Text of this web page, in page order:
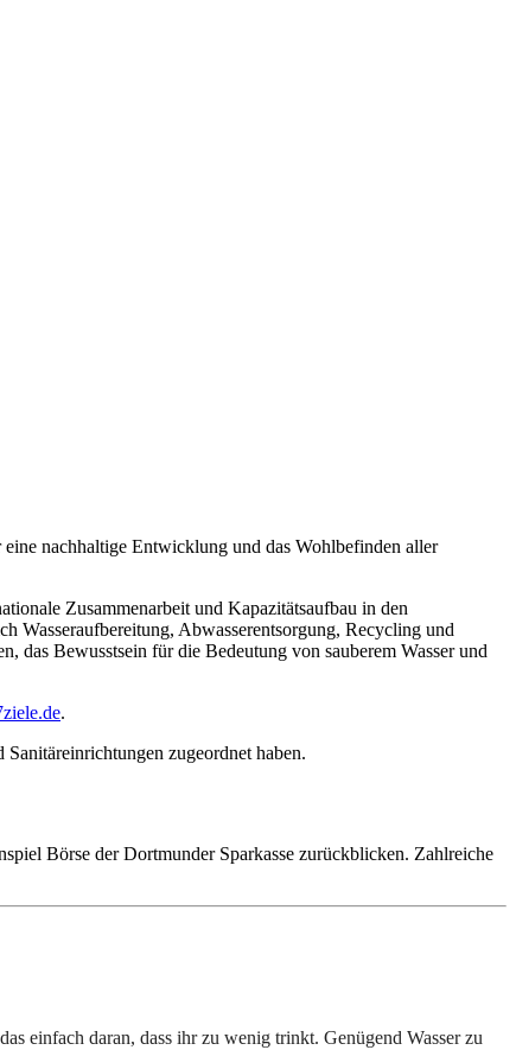
nachhaltige Entwicklung und das Wohlbefinden aller
Zusammenarbeit und Kapazitätsaufbau in den
Wasseraufbereitung, Abwasserentsorgung, Recycling und
das Bewusstsein für die Bedeutung von sauberem Wasser und
.
zugeordnet haben.
Börse der Dortmunder Sparkasse zurückblicken. Zahlreiche
einfach daran, dass ihr zu wenig trinkt. Genügend Wasser zu